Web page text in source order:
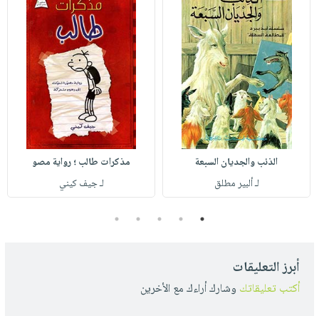
الذئب والجديان السبعة
لـ ألبير مطلق
مذكرات طالب ؛ رواية مصو
لـ جيف كيني
1
2
3
4
5
أبرز التعليقات
أكتب تعليقاتك وشارك أراءك مع الأخرين